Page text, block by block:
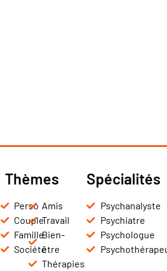
Thèmes
Perso
Couple
Famille
Société
Amis
Travail
Bien-
être
Thérapies
Spécialités
Psychanalyste
Psychiatre
Psychologue